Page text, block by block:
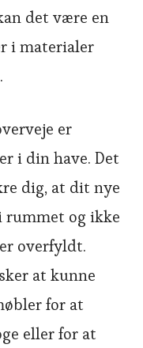
det være en
i materialer
er
i din have. Det
dig, at dit nye
rummet og ikke
overfyldt.
at kunne
for at
eller for at